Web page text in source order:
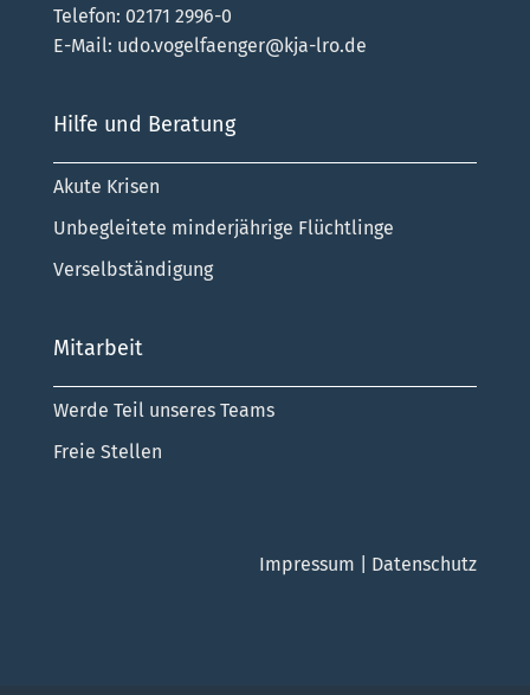
Telefon: 02171 2996-0
E-Mail: udo.vogelfaenger@kja-lro.de
Hilfe und Beratung
Akute Krisen
Unbegleitete minderjährige Flüchtlinge
Verselbständigung
Mitarbeit
Werde Teil unseres Teams
Freie Stellen
Impressum Datenschutz